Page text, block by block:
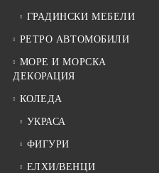
ГРАДИНСКИ МЕБЕЛИ
РЕТРО АВТОМОБИЛИ
МОРЕ И МОРСКА
ДЕКОРАЦИЯ
КОЛЕДА
УКРАСА
ФИГУРИ
ЕЛХИ/ВЕНЦИ